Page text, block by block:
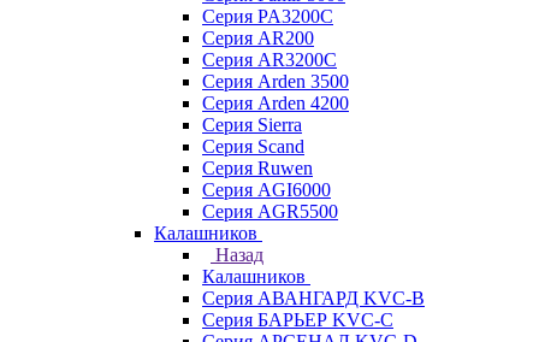
Серия PA3200C
Серия AR200
Серия AR3200C
Серия Arden 3500
Серия Arden 4200
Серия Sierra
Серия Scand
Серия Ruwen
Серия AGI6000
Серия AGR5500
Калашников
Назад
Калашников
Серия АВАНГАРД KVC-B
Серия БАРЬЕР KVC-C